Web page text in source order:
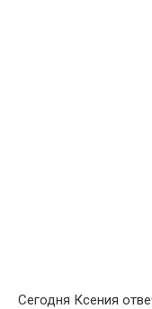
Сегодня Ксения